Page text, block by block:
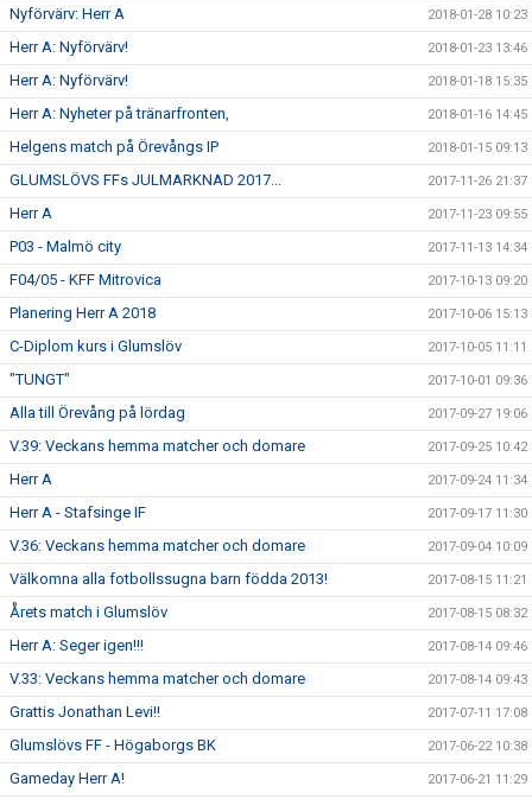
Nyförvärv: Herr A 2018-01-28 10:23
Herr A: Nyförvärv! 2018-01-23 13:46
Herr A: Nyförvärv! 2018-01-18 15:35
Herr A: Nyheter på tränarfronten, 2018-01-16 14:45
Helgens match på Örevångs IP 2018-01-15 09:13
GLUMSLÖVS FFs JULMARKNAD 2017... 2017-11-26 21:37
Herr A 2017-11-23 09:55
P03 - Malmö city 2017-11-13 14:34
F04/05 - KFF Mitrovica 2017-10-13 09:20
Planering Herr A 2018 2017-10-06 15:13
C-Diplom kurs i Glumslöv 2017-10-05 11:11
"TUNGT" 2017-10-01 09:36
Alla till Örevång på lördag 2017-09-27 19:06
V.39: Veckans hemma matcher och domare 2017-09-25 10:42
Herr A 2017-09-24 11:34
Herr A - Stafsinge IF 2017-09-17 11:30
V.36: Veckans hemma matcher och domare 2017-09-04 10:09
Välkomna alla fotbollssugna barn födda 2013! 2017-08-15 11:21
Årets match i Glumslöv 2017-08-15 08:32
Herr A: Seger igen!!! 2017-08-14 09:46
V.33: Veckans hemma matcher och domare 2017-08-14 09:43
Grattis Jonathan Levi!! 2017-07-11 17:08
Glumslövs FF - Högaborgs BK 2017-06-22 10:38
Gameday Herr A! 2017-06-21 11:29